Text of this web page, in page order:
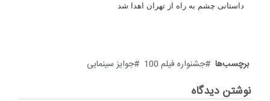
داستانی چشم به راه از تهران اهدا شد
برچسب‌ها جشنواره فیلم 100 جوایز سینمایی
نوشتن دیدگاه